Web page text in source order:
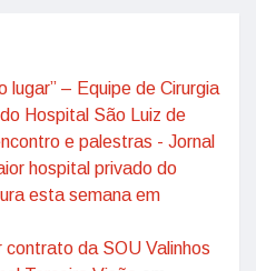
lugar” – Equipe de Cirurgia
Hospital São Luiz de
e palestras - Jornal
hospital privado do
esta semana em
da SOU Valinhos